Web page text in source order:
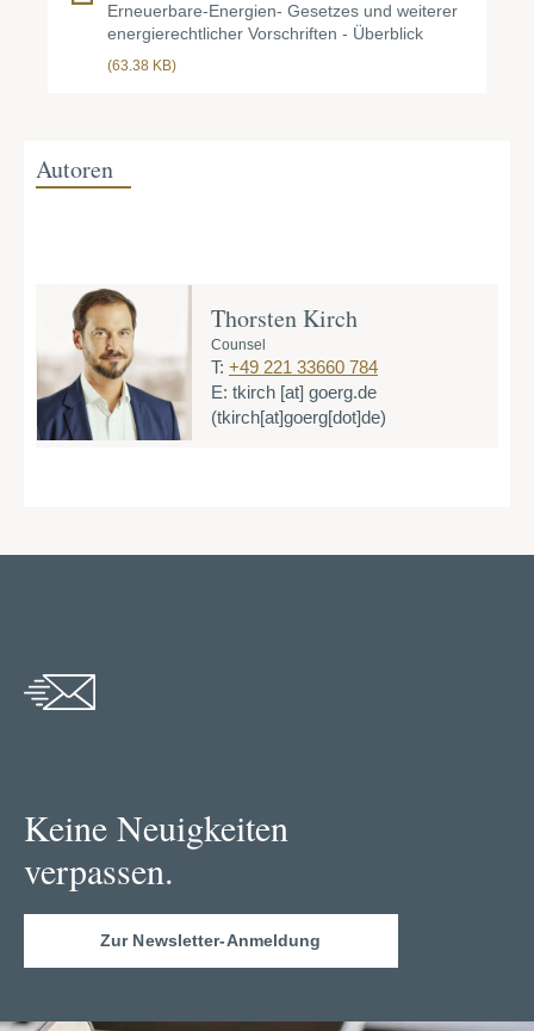
Erneuerbare-Energien- Gesetzes und weiterer
energierechtlicher Vorschriften - Überblick
(63.38 KB)
Autoren
Thorsten Kirch
Counsel
T: +49 221 33660 784
E: tkirch [at] goerg.de
(tkirch[at]goerg[dot]de)
Keine Neuigkeiten
verpassen.
Zur Newsletter-Anmeldung